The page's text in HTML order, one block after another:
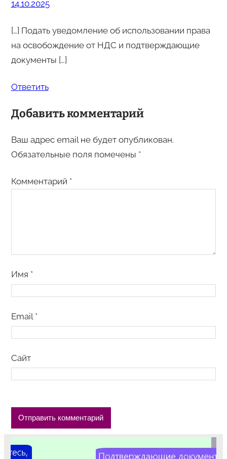
14.10.2025
[…] Подать уведомление об использовании права
на освобождение от НДС и подтверждающие
документы […]
Ответить
Добавить комментарий
Ваш адрес email не будет опубликован.
Обязательные поля помечены *
Комментарий *
Имя *
Email *
Сайт